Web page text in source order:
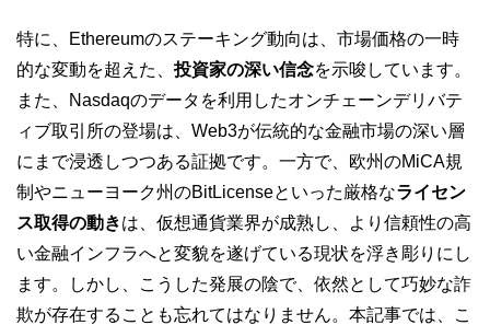
特に、Ethereumのステーキング動向は、市場価格の一時
的な変動を超えた、 投資家の深い信念を示唆しています。
また、Nasdaqのデータを利用したオンチェーンデリバテ
ィブ取引所の登場は、Web3が伝統的な金融市場の深い層
にまで浸透しつつある証拠です。一方で、欧州のMiCA規
制やニューヨーク州のBitLicenseといった厳格なライセン
ス取得の動きは、仮想通貨業界が成熟し、より信頼性の高
い金融インフラへと変貌を遂げている現状を浮き彫りにし
ます。しかし、こうした発展の陰で、依然として巧妙な詐
欺が存在することも忘れてはなりません。本記事では、こ